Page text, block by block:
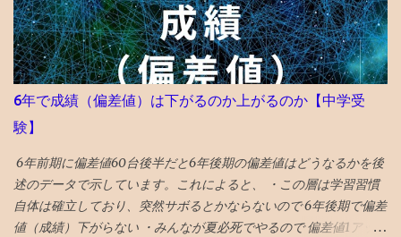
もこのぐらいらしいので、特段の問題なしと推測。 〇検索流入は
5％ ・前月はツイッターXから流入が6割、ブログ村等から4割、検
索流入ほぼ無し →ツイッターX6割弱、ブログ村2割、ブックマー
ク2割、 検索5% 検索流入も直近のデータでは1割 を超えてきてい
ますので、今後に期待します。 「3ヶ月を過ぎると検索流入が増え
る」と言われています。 ・前月はスマホ75％パソコン23%タブレ
ット2% → スマホ86% パソコン12%タブレット1％ スマホの割合が
増えた。 ・前月の米中他海外アクセスは2割程度 → 海外アクセス
は1割 ちょっと程度へ。 アメリカ、ドイツ、オランダ、フランスの
順番でアクセスが多い。 データは特記なければグーグルアナリテ
ィクスです。 今月はぷちSNSバズの記事もありました。 大体の人
6年で成績（偏差値）は下がるのか上がるのか【中学受
験】
6年前期に偏差値60台後半だと6年後期の偏差値はどうなるかを後
述のデータで示しています。これによると、 ・この層は学習習慣
自体は確立しており、突然サボるとかならないので 6年後期で偏差
値（成績）下がらない ・みんなが夏必死でやるので 偏差値1アップ